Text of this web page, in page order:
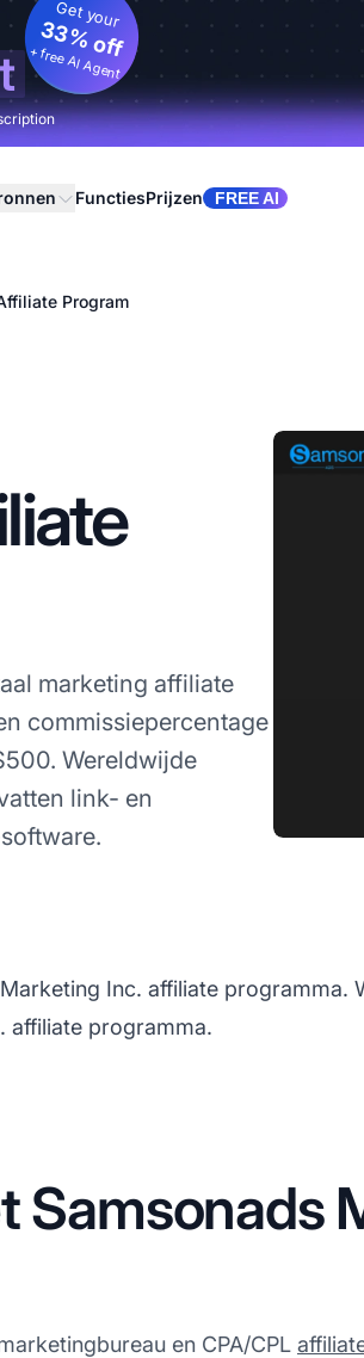
Get your
33% off
+ free AI Agent
FunctiesPrijzen FREE AI
Program
marketing affiliate
commissiepercentage
Wereldwijde
link- en
Inc. affiliate
affiliate programma.
Samsonads
en CPA/CPL